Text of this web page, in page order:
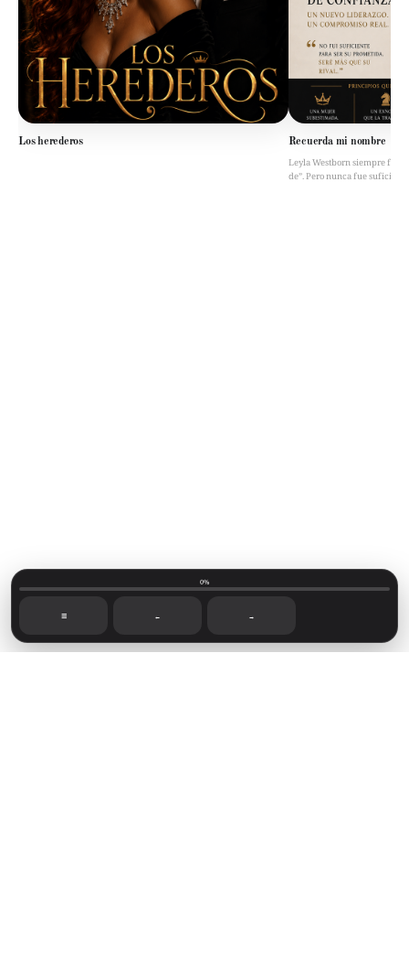
☰ ←
0%
→
Los herederos Recuerda mi nombre
Leyla Westborn siempre fue
de”. Pero nunca fue